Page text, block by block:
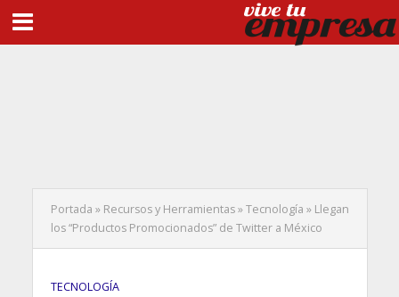
Portada » Recursos y Herramientas»Tecnología » Llegan
los “Productos Promocionados” de Twitter a México
TECNOLOGÍA